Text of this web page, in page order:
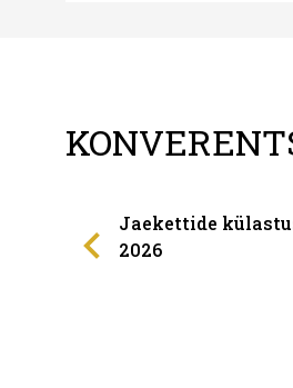
Jaekettide
2026